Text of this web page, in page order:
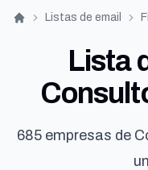
Início
Listas de email
Lista
685 empresas de